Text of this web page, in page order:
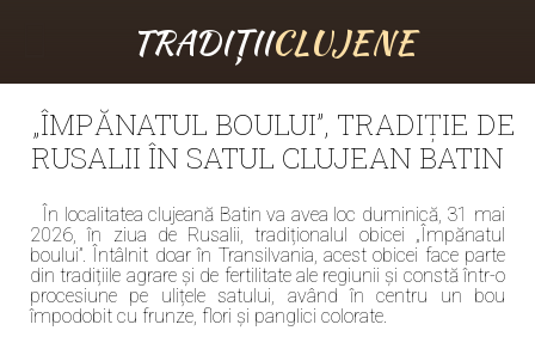
TRADIȚIICLUJENE
„ÎMPĂNATUL BOULUI”, TRADIȚIE DE
RUSALII ÎN SATUL CLUJEAN BATIN
În localitatea clujeană Batin va avea loc duminică, 31 mai
2026, în ziua de Rusalii, tradiționalul obicei „Împănatul
boului”. Întâlnit doar în Transilvania, acest obicei face parte
din tradițiile agrare și de fertilitate ale regiunii și constă într-o
procesiune pe ulițele satului, având în centru un bou
împodobit cu frunze, flori și panglici colorate.